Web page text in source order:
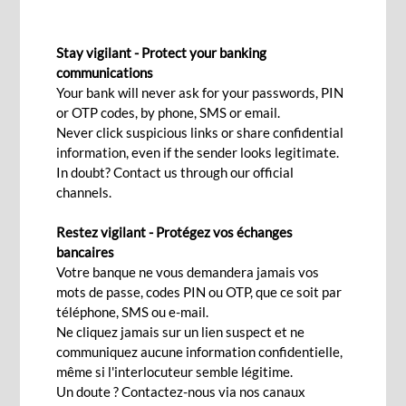
Le développement durable est au coeur de toutes
les préoccupations. Optez pour un mode de vie
écologique en finançant vos projets verts et
durables. Un prêt écologique aide votre
entreprise à lutter contre le changement
climatique, à défendre un avenir à faible émission
de carbone, à minimiser les coûts énergétiques
et à soutenir des moyens de transport plus
écologiques.
Caractéristiques
Stay vigilant - Protect your banking
communications
Your bank will never ask for your passwords, PIN
or OTP codes, by phone, SMS or email.
Never click suspicious links or share confidential
information, even if the sender looks legitimate.
In doubt? Contact us through our official
channels.
Restez vigilant - Protégez vos échanges
bancaires
Votre banque ne vous demandera jamais vos
mots de passe, codes PIN ou OTP, que ce soit par
téléphone, SMS ou e-mail.
Ne cliquez jamais sur un lien suspect et ne
communiquez aucune information confidentielle,
même si l'interlocuteur semble légitime.
Un doute ? Contactez-nous via nos canaux